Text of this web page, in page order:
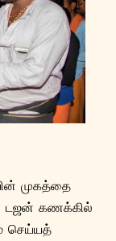
முகத்தை
டஜன் கணக்கில்
செய்யத்